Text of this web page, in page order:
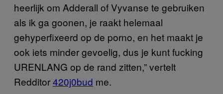
heerlijk om Adderall of Vyvanse te gebruiken
als ik ga goonen, je raakt helemaal
gehyperfixeerd op de porno, en het maakt je
ook iets minder gevoelig, dus je kunt fucking
URENLANG op de rand zitten,” vertelt
Redditor420j0bud me.